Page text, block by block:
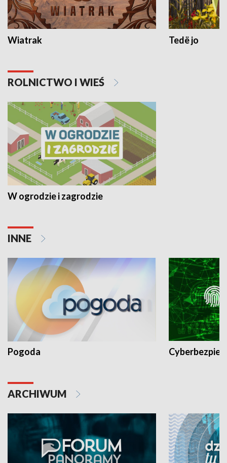
Wiatrak Tedë jo
ROLNICTWO I WIEŚ
W ogrodzie i zagrodzie
INNE
Pogoda
ARCHIWUM